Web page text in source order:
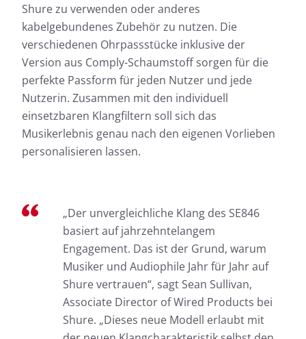
Shure zu verwenden oder anderes
kabelgebundenes Zubehör zu nutzen. Die
verschiedenen Ohrpassstücke inklusive der
Version aus Comply-Schaumstoff sorgen für die
perfekte Passform für jeden Nutzer und jede
Nutzerin. Zusammen mit den individuell
einsetzbaren Klangfiltern soll sich das
Musikerlebnis genau nach den eigenen Vorlieben
personalisieren lassen.
„Der unvergleichliche Klang des SE846
basiert auf jahrzehntelangem
Engagement. Das ist der Grund, warum
Musiker und Audiophile Jahr für Jahr auf
Shure vertrauen“, sagt Sean Sullivan,
Associate Director of Wired Products bei
Shure. „Dieses neue Modell erlaubt mit